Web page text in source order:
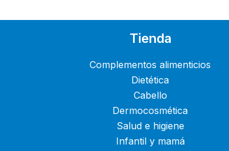
Tienda
Complementos alimenticios
Dietética
Cabello
Dermocosmética
Salud e higiene
Infantil y mamá